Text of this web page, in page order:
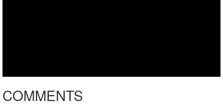
COMMENTS